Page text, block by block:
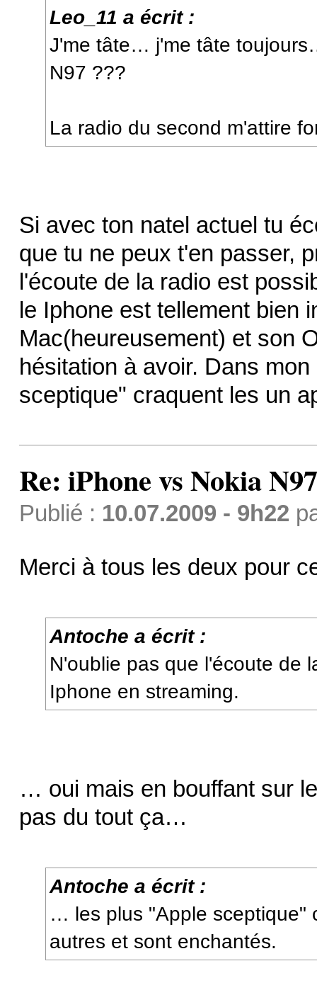
Leo_11 a écrit :
J'me tâte… j'me tâte
N97 ???
La radio du second m'attire
Si avec ton natel actuel tu
que tu ne peux t'en passer,
l'écoute de la radio est
le Iphone est tellement bien
Mac(heureusement) et son
hésitation à avoir. Dans
sceptique" craquent les un
Re: iPhone vs Nokia N97
Publié : 10.07.2009 - 9h22
Merci à tous les deux pour
Antoche a écrit :
N'oublie pas que l'écoute de
Iphone en streaming.
… oui mais en bouffant sur
pas du tout ça…
Antoche a écrit :
… les plus "Apple sceptique"
autres et sont enchantés.